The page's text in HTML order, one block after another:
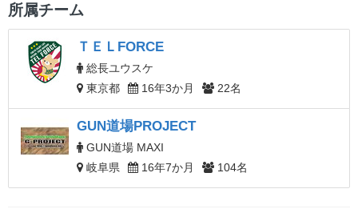
所属チーム
ＴＥＬFORCE
総長ユウスケ
東京都
16年3か月 22名
GUN道場PROJECT
GUN道場 MAXI
岐阜県
16年7か月 104名